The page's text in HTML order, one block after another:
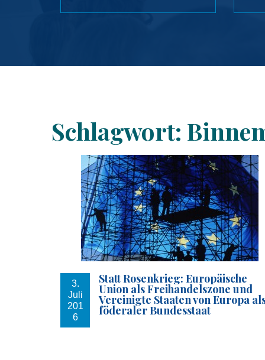
Schlagwort:
3.
Juli
201
6
Statt Rosenkrieg: Europäische
Union als Freihandelszone und
Vereinigte Staaten von Europa
föderaler Bundesstaat